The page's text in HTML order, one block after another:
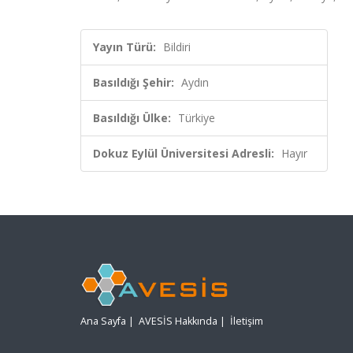
Yayın Türü: Bildiri
Basıldığı Şehir: Aydın
Basıldığı Ülke: Türkiye
Dokuz Eylül Üniversitesi Adresli: Hayır
Ana Sayfa | AVESİS Hakkında | İletişim